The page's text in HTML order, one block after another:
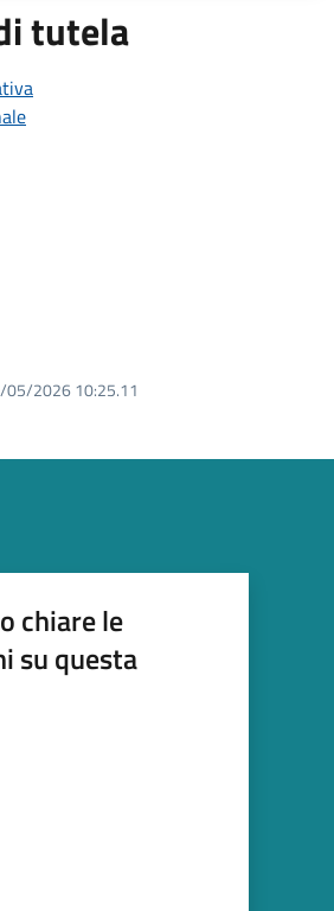
tutela
05/2026 10:25.11
chiare le
su questa